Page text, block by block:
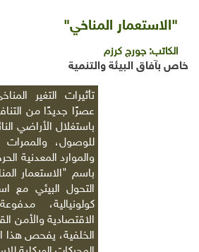
المناخي"
جورج كرزم
البيئة والتنمية
تأثيرات التغير المناخي
عصرًا جديدًا من التنافس
باستغلال الأراضي النائية التي
للوصول، والممرات التجارية
والموارد المعدنية الحرجة.
الاستعمار المناخي"،
التحول البيئي مع استخراج
كولونيالية، مدفوعة
الاقتصادية والأمن القومي.
الخلفية، يفحص هذا المقال